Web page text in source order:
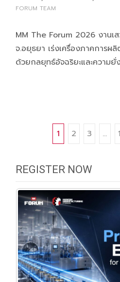
FORUM TEAM
MM The Forum 2026 งานเ
จ.อยุธยา เร่งเครื่องภาคการผ
ด้วยกลยุทธ์อัจฉริยะและความยั่
Posts
navigation
1 2 3 …
REGISTER NOW